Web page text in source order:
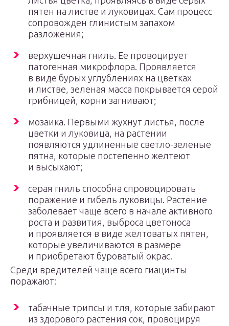
пятен на листве и луковицах. Сам процесс
сопровожден глинистым запахом
разложения;
верхушечная гниль. Ее провоцирует
патогенная микрофлора. Проявляется
в виде бурых углублениях на цветках
и листве, зеленая масса покрывается серой
грибницей, корни загнивают;
мозаика. Первыми жухнут листья, после
цветки и луковица, на растении
появляются удлиненные светло-зеленые
пятна, которые постепенно желтеют
и высыхают;
серая гниль способна спровоцировать
поражение и гибель луковицы. Растение
заболевает чаще всего в начале активного
роста и развития, выброса цветоноса
и проявляется в виде желтоватых пятен,
которые увеличиваются в размере
и приобретают буроватый окрас.
Среди вредителей чаще всего гиацинты
поражают:
табачные трипсы и тля, которые забирают
из здорового растения сок, провоцируя